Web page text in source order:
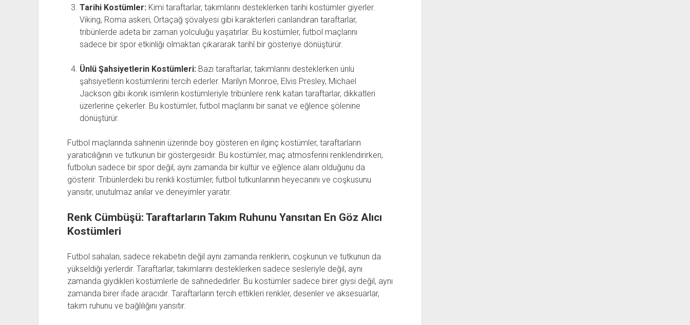
Tarihi Kostümler:Kimi taraftarlar, takımlarını desteklerken tarihi kostümler giyerler.
Viking, Roma askeri, Ortaçağ şövalyesi gibi karakterleri canlandıran taraftarlar,
tribünlerde adeta bir zaman yolculuğu yaşatırlar. Bu kostümler, futbol maçlarını
sadece bir spor etkinliği olmaktan çıkararak tarihî bir gösteriye dönüştürür.
Ünlü Şahsiyetlerin Kostümleri:Bazı taraftarlar, takımlarını desteklerken ünlü
şahsiyetlerin kostümlerini tercih ederler. Marilyn Monroe, Elvis Presley, Michael
Jackson gibi ikonik isimlerin kostümleriyle tribünlere renk katan taraftarlar, dikkatleri
üzerlerine çekerler. Bu kostümler, futbol maçlarını bir sanat ve eğlence şölenine
dönüştürür.
Futbol maçlarında sahnenin üzerinde boy gösteren en ilginç kostümler, taraftarların
yaratıcılığının ve tutkunun bir göstergesidir. Bu kostümler, maç atmosferini renklendirirken,
futbolun sadece bir spor değil, aynı zamanda bir kültür ve eğlence alanı olduğunu da
gösterir. Tribünlerdeki bu renkli kostümler, futbol tutkunlarının heyecanını ve coşkusunu
yansıtır, unutulmaz anılar ve deneyimler yaratır.
Renk Cümbüşü: Taraftarların Takım Ruhunu Yansıtan En Göz Alıcı
Kostümleri
Futbol sahaları, sadece rekabetin değil aynı zamanda renklerin, coşkunun ve tutkunun da
yükseldiği yerlerdir. Taraftarlar, takımlarını desteklerken sadece sesleriyle değil, aynı
zamanda giydikleri kostümlerle de sahnededirler. Bu kostümler sadece birer giysi değil, aynı
zamanda birer ifade aracıdır. Taraftarların tercih ettikleri renkler, desenler ve aksesuarlar,
takım ruhunu ve bağlılığını yansıtır.